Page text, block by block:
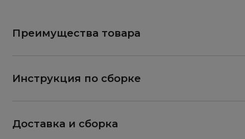
Преимущества товара
Инструкция по сборке
Доставка и сборка